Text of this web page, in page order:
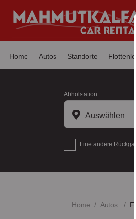
Home Autos Standorte
Abholstation
Auswählen
Eine andere
Home Autos